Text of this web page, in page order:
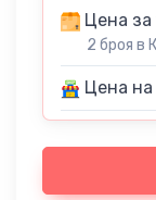
Цена за
2 броя в
Цена